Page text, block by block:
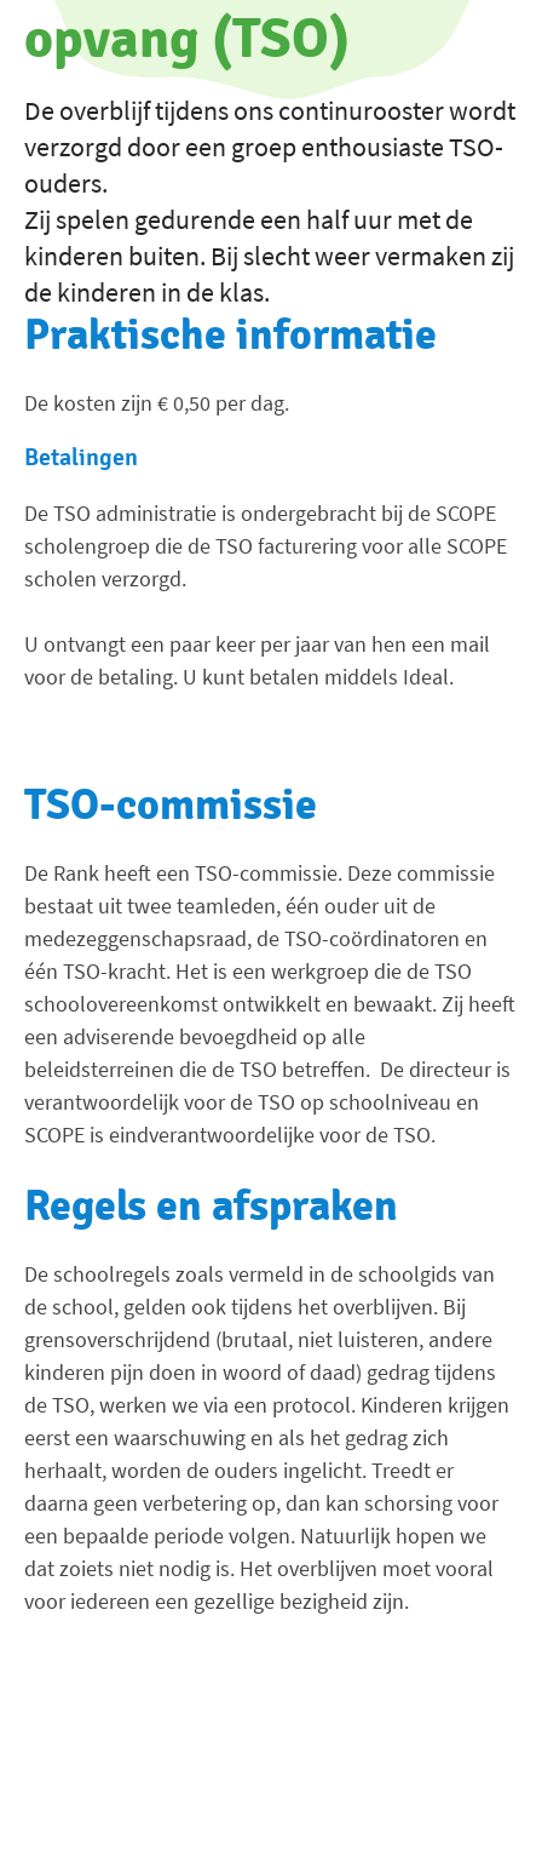
opvang (TSO)
De overblijf tijdens ons continurooster wordt
verzorgd door een groep enthousiaste TSO-
ouders.
Zij spelen gedurende een half uur met de
kinderen buiten. Bij slecht weer vermaken zij
de kinderen in de klas.
Praktische informatie
De kosten zijn € 0,50 per dag.
Betalingen
De TSO administratie is ondergebracht bij de SCOPE
scholengroep die de TSO facturering voor alle SCOPE
scholen verzorgd.
U ontvangt een paar keer per jaar van hen een mail
voor de betaling. U kunt betalen middels Ideal.
TSO-commissie
De Rank heeft een TSO-commissie. Deze commissie
bestaat uit twee teamleden, één ouder uit de
medezeggenschapsraad, de TSO-coördinatoren en
één TSO-kracht. Het is een werkgroep die de TSO
schoolovereenkomst ontwikkelt en bewaakt. Zij heeft
een adviserende bevoegdheid op alle
beleidsterreinen die de TSO betreffen. De directeur is
verantwoordelijk voor de TSO op schoolniveau en
SCOPE is eindverantwoordelijke voor de TSO.
Regels en afspraken
De schoolregels zoals vermeld in de schoolgids van
de school, gelden ook tijdens het overblijven. Bij
grensoverschrijdend (brutaal, niet luisteren, andere
kinderen pijn doen in woord of daad) gedrag tijdens
de TSO, werken we via een protocol. Kinderen krijgen
eerst een waarschuwing en als het gedrag zich
herhaalt, worden de ouders ingelicht. Treedt er
daarna geen verbetering op, dan kan schorsing voor
een bepaalde periode volgen. Natuurlijk hopen we
dat zoiets niet nodig is. Het overblijven moet vooral
voor iedereen een gezellige bezigheid zijn.